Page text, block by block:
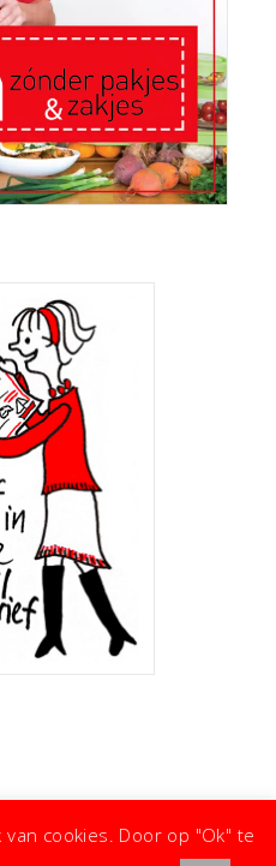
cookies. Door op "Ok" te